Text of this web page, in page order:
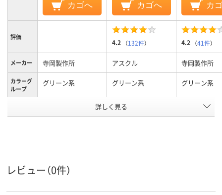
カゴへ カゴへ カ
評価
4.2 （132件） 4.2 （41件）
メーカー 寺岡製作所 アスクル 寺岡製作所
カラーグ
ループ
グリーン系 グリーン系 グリーン系
10 20
詳しく見る
レビュー（0件）